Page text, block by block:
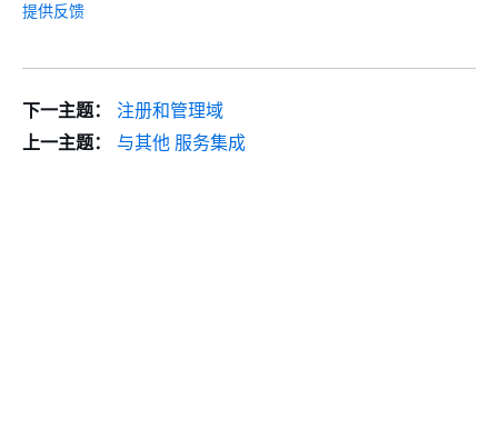
提供反馈
下一主题：
注册和管理域
上一主题：
与其他 服务集成